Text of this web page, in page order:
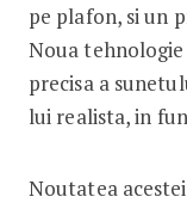
pe plafon, si un
Noua
precisa a
lui realista, in
Noutatea